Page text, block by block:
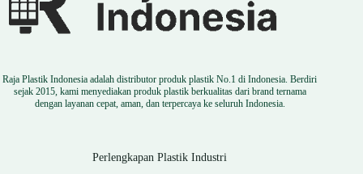
Raja Plastik Indonesia adalah distributor produk plastik No.1 di Indonesia. Berdiri
sejak 2015, kami menyediakan produk plastik berkualitas dari brand ternama
dengan layanan cepat, aman, dan terpercaya ke seluruh Indonesia.
Perlengkapan Plastik Industri